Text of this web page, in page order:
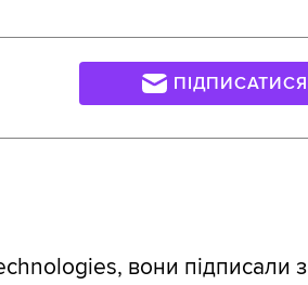
ПІДПИСАТИСЯ
вони підписали з